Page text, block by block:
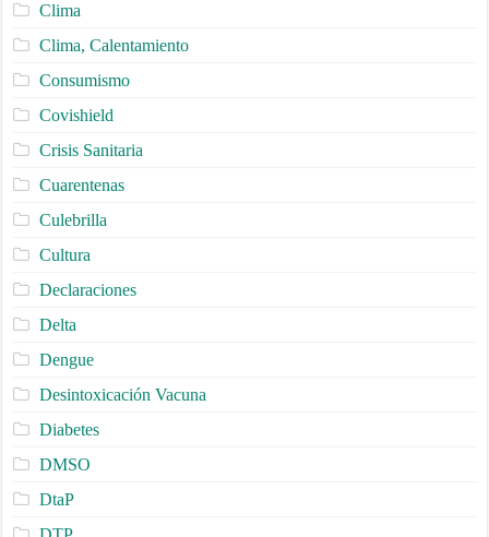
Clima
Clima, Calentamiento
Consumismo
Covishield
Crisis Sanitaria
Cuarentenas
Culebrilla
Cultura
Declaraciones
Delta
Dengue
Desintoxicación Vacuna
Diabetes
DMSO
DtaP